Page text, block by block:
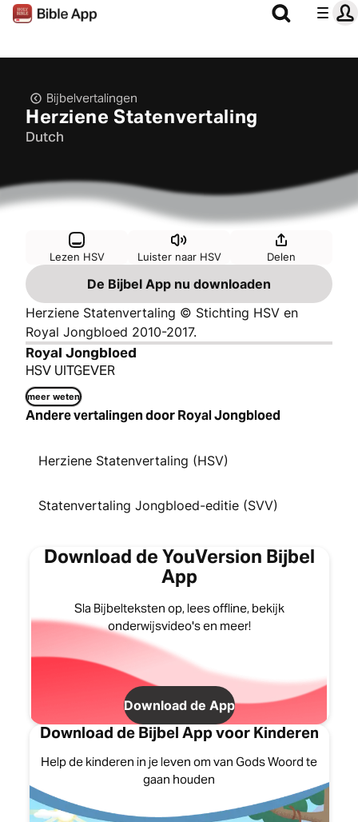
Bijbelvertalingen
Herziene Statenvertaling
Dutch
Lezen HSV Luister naar HSV Delen
De Bijbel App nu downloaden
Herziene Statenvertaling © Stichting HSV en
Royal Jongbloed 2010-2017.
Royal Jongbloed
HSV UITGEVER
meer weten
Andere vertalingen door Royal Jongbloed
Herziene Statenvertaling (HSV)
Statenvertaling Jongbloed-editie (SVV)
Download de YouVersion Bijbel
App
Sla Bijbelteksten op, lees offline, bekijk
onderwijsvideo's en meer!
Download de App
Download de Bijbel App voor Kinderen
Help de kinderen in je leven om van Gods Woord te
gaan houden